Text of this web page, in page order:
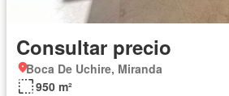
Consultar precio
Boca De Uchire, Miranda
950 m²